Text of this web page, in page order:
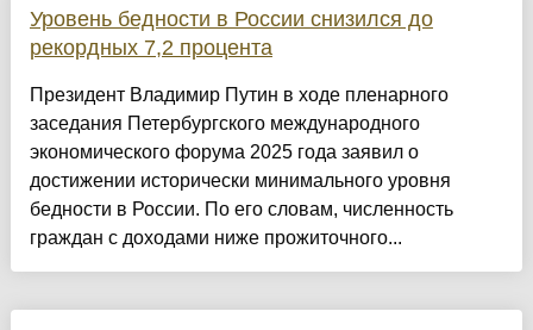
Уровень бедности в России снизился до
рекордных 7,2 процента
Президент Владимир Путин в ходе пленарного
заседания Петербургского международного
экономического форума 2025 года заявил о
достижении исторически минимального уровня
бедности в России. По его словам, численность
граждан с доходами ниже прожиточного...